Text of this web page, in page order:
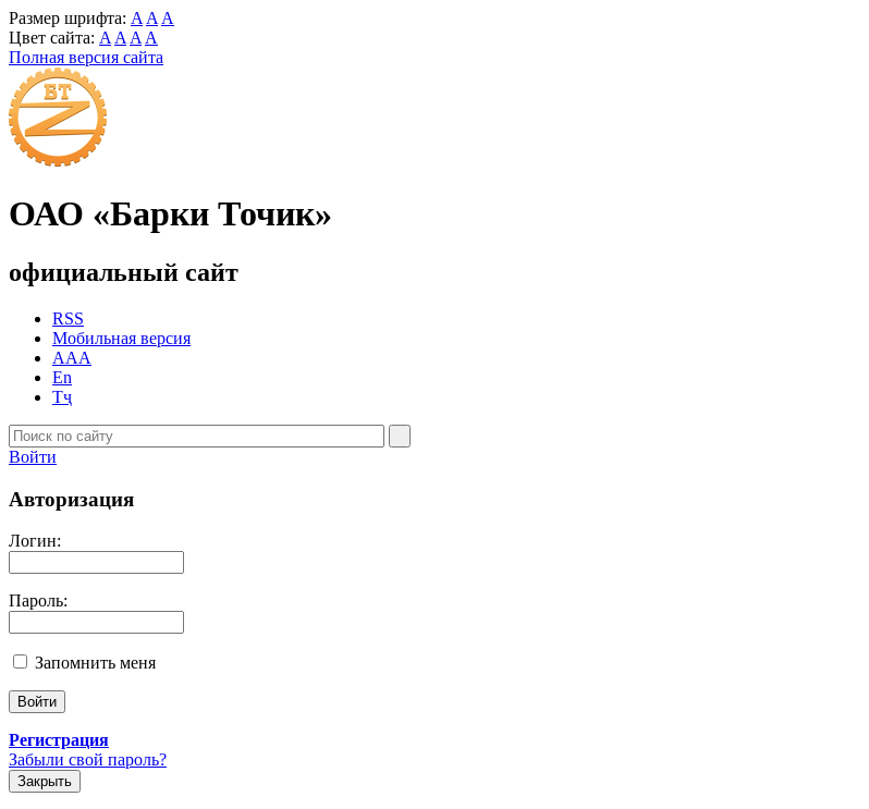
Размер шрифта: A A A
Цвет сайта: A A A A
Полная версия сайта
ОАО «Барки Точик»
официальный сайт
RSS
Мобильная версия
AAA
En
Тҷ
Войти
Авторизация
Логин:
Пароль:
Запомнить меня
Регистрация
Забыли свой пароль?
Закрыть